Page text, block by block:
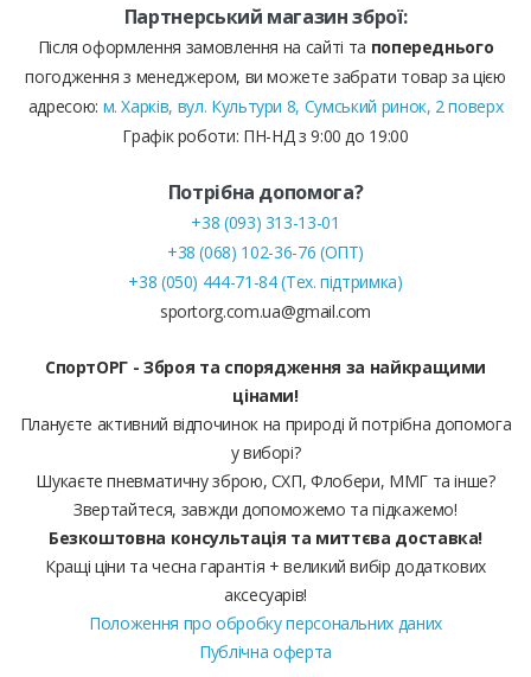
Партнерський магазин зброї:
Після оформлення замовлення на сайті та попереднього
погодження з менеджером, ви можете забрати товар за цією
адресою: м. Харків, вул. Культури 8, Сумський ринок, 2 поверх
Графік роботи: ПН-НД з 9:00 до 19:00
Потрібна допомога?
+38 (093) 313-13-01
+38 (068) 102-36-76 (ОПТ)
+38 (050) 444-71-84 (Тех. підтримка)
sportorg.com.ua@gmail.com
СпортОРГ - Зброя та спорядження за найкращими
цінами!
Плануєте активний відпочинок на природі й потрібна допомога
у виборі?
Шукаєте пневматичну зброю, СХП, Флобери, ММГ та інше?
Звертайтеся, завжди допоможемо та підкажемо!
Безкоштовна консультація та миттєва доставка!
Кращі ціни та чесна гарантія + великий вибір додаткових
аксесуарів!
Положення про обробку персональних даних
Публічна оферта